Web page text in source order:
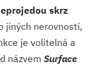
skrz
jiných nerovností,
je volitelná a
názvemSurface